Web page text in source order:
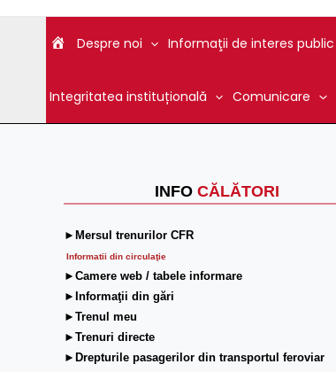
Despre noi Informaţii de interes public
Integritatea instituțională Comunicare
INFO CĂLĂTORI
►Mersul trenurilor CFR
Informatii din circulaţie
►Camere web / tabele informare
►Informaţii din gări
►Trenul meu
►Trenuri directe
►Drepturile pasagerilor din transportul feroviar